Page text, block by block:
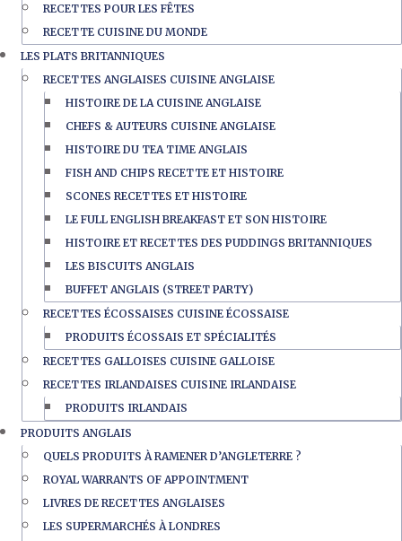
RECETTES POUR LES FÊTES
RECETTE CUISINE DU MONDE
LES PLATS BRITANNIQUES
RECETTES ANGLAISES CUISINE ANGLAISE
HISTOIRE DE LA CUISINE ANGLAISE
CHEFS & AUTEURS CUISINE ANGLAISE
HISTOIRE DU TEA TIME ANGLAIS
FISH AND CHIPS RECETTE ET HISTOIRE
SCONES RECETTES ET HISTOIRE
LE FULL ENGLISH BREAKFAST ET SON HISTOIRE
HISTOIRE ET RECETTES DES PUDDINGS BRITANNIQUES
LES BISCUITS ANGLAIS
BUFFET ANGLAIS (STREET PARTY)
RECETTES ÉCOSSAISES CUISINE ÉCOSSAISE
PRODUITS ÉCOSSAIS ET SPÉCIALITÉS
RECETTES GALLOISES CUISINE GALLOISE
RECETTES IRLANDAISES CUISINE IRLANDAISE
PRODUITS IRLANDAIS
PRODUITS ANGLAIS
QUELS PRODUITS À RAMENER D’ANGLETERRE ?
ROYAL WARRANTS OF APPOINTMENT
LIVRES DE RECETTES ANGLAISES
LES SUPERMARCHÉS À LONDRES